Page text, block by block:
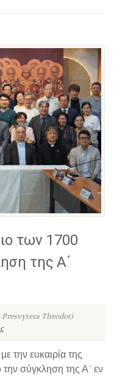
των 1700
της Α´
Presvytera Theodoti
την ευκαιρία της
σύγκληση της Α´ εν